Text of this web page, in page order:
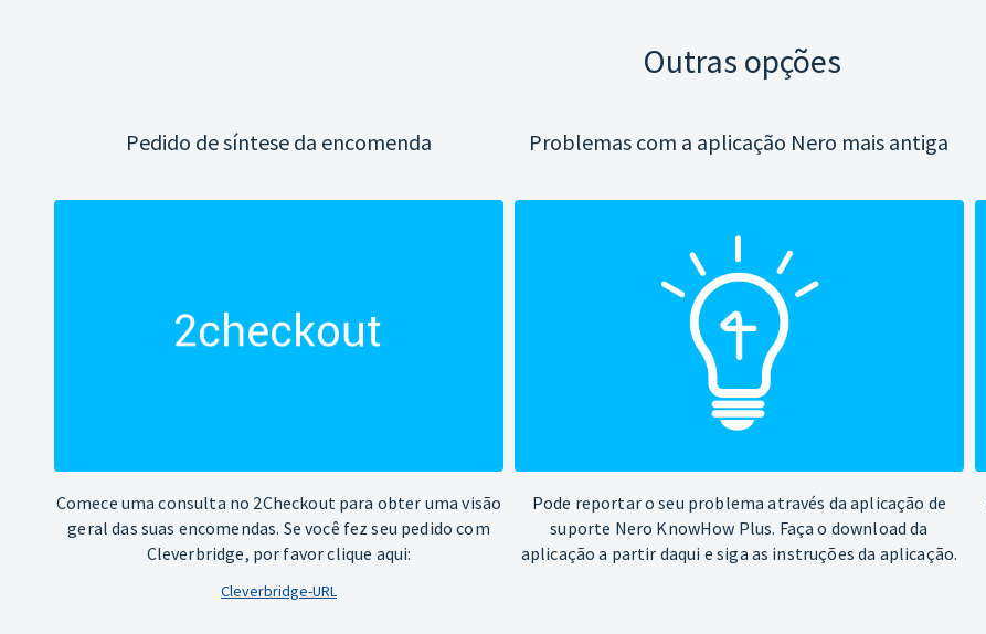
Outras opções
Pedido de síntese da encomenda
Comece uma consulta no 2Checkout para obter uma visão
geral das suas encomendas. Se você fez seu pedido com
Cleverbridge, por favor clique aqui:
Cleverbridge-URL
Problemas com a aplicação Nero mais antiga
Pode reportar o seu problema através da aplicação de
suporte Nero KnowHow Plus. Faça o download da
aplicação a partir daqui e siga as instruções da aplicação.